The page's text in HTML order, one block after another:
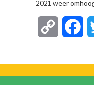
2021 weer
Copy